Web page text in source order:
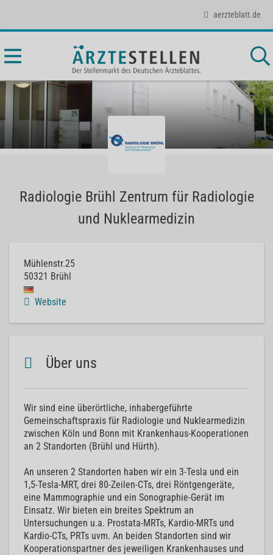
aerzteblatt.de
Radiologie Brühl Zentrum für Radiologie
und Nuklearmedizin
Mühlenstr.25
50321 Brühl
Website
Über uns
Wir sind eine überörtliche, inhabergeführte
Gemeinschaftspraxis für Radiologie und Nuklearmedizin
zwischen Köln und Bonn mit Krankenhaus-Kooperationen
an 2 Standorten (Brühl und Hürth).
An unseren 2 Standorten haben wir ein 3-Tesla und ein
1,5-Tesla-MRT, drei 80-Zeilen-CTs, drei Röntgengeräte,
eine Mammographie und ein Sonographie-Gerät im
Einsatz. Wir bieten ein breites Spektrum an
Untersuchungen u.a. Prostata-MRTs, Kardio-MRTs und
Kardio-CTs, PRTs uvm. An beiden Standorten sind wir
Kooperationspartner des jeweiligen Krankenhauses und